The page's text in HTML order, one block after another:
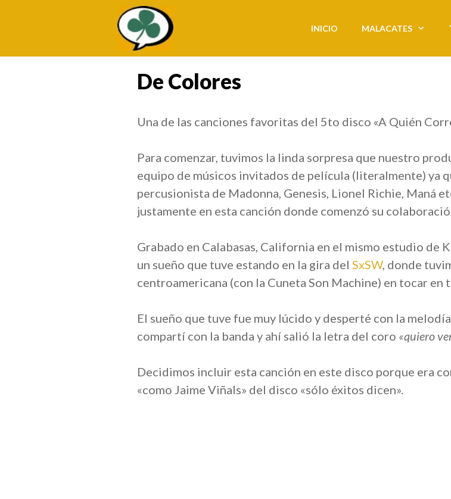
INICIO MALACATES
De Colores
Una de las canciones favoritas del 5to disco «A Quién
Para comenzar, tuvimos la linda sorpresa que nuestro
equipo de músicos invitados de película (literalmente) ya
percusionista de Madonna, Genesis, Lionel Richie, Maná
justamente en esta canción donde comenzó su
Grabado en Calabasas, California en el mismo estudio de
un sueño que tuve estando en la gira del SxSW, donde
centroamericana (con la Cuneta Son Machine) en tocar
El sueño que tuve fue muy lúcido y desperté con la
compartí con la banda y ahí salió la letra del coro «quiero
Decidimos incluir esta canción en este disco porque era
«como Jaime Viñals» del disco «sólo éxitos dicen».